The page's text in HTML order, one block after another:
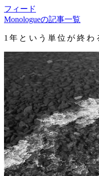
フィード
Monologueの記事一覧
1年という単位が終わ